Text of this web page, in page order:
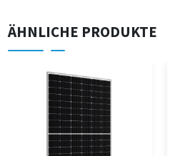
ÄHNLICHE PRODUKTE